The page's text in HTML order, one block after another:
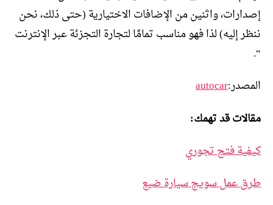
إصدارات، واثنين من الإضافات الاختيارية (حتى ذلك، نحن
ننظر إليه) لذا فهو مناسب تمامًا لتجارة التجزئة عبر الإنترنت
“.
المصدر:autocar
مقالات قد تهمك:
كيفية فتح تجوري
طرق عمل سويج سيارة ضيع